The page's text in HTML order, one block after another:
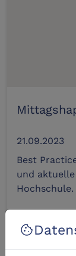
cookie
21.09.2023
Best
und
Hochschule.
28.09.2023